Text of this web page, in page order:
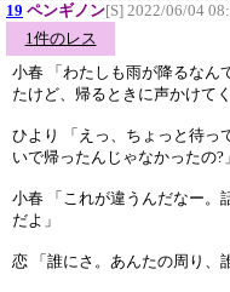
19 ペンギノン[S] 2022/06/04
1件のレス
小春 「わたしも雨が降るなん
たけど、帰るときに声かけて
ひより 「えっ、ちょっと待っ
いで帰ったんじゃなかったの?」
小春 「これが違うんだなー。
だよ」
恋 「誰にさ。あんたの周り、